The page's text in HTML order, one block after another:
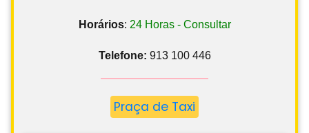
Horários: 24 Horas - Consultar
Telefone: 913 100 446
Praça de Taxi